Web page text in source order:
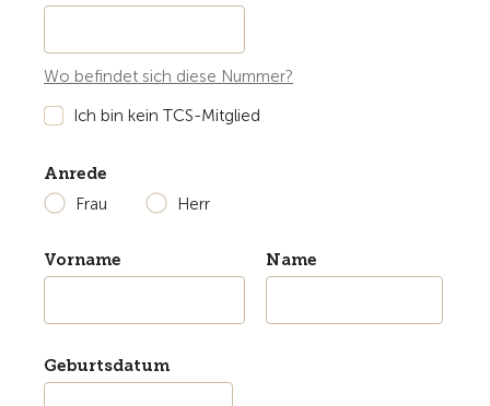
Wo befindet sich diese Nummer?
Ich bin kein TCS-Mitglied
Anrede
Frau
Herr
Vorname Name
Geburtsdatum